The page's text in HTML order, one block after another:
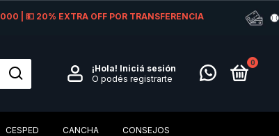
| 💵 20% EXTRA OFF POR TRANSFERENCIA
¡Hola! Iniciá sesión
O podés registrarte
0
CESPED CANCHA CONSEJOS